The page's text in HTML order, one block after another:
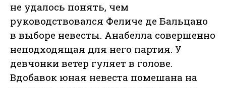
не удалось понять, чем
руководствовался Феличе де Бальцано
в выборе невесты. Анабелла совершенно
неподходящая для него партия. У
девчонки ветер гуляет в голове.
Вдобавок юная невеста помешана на